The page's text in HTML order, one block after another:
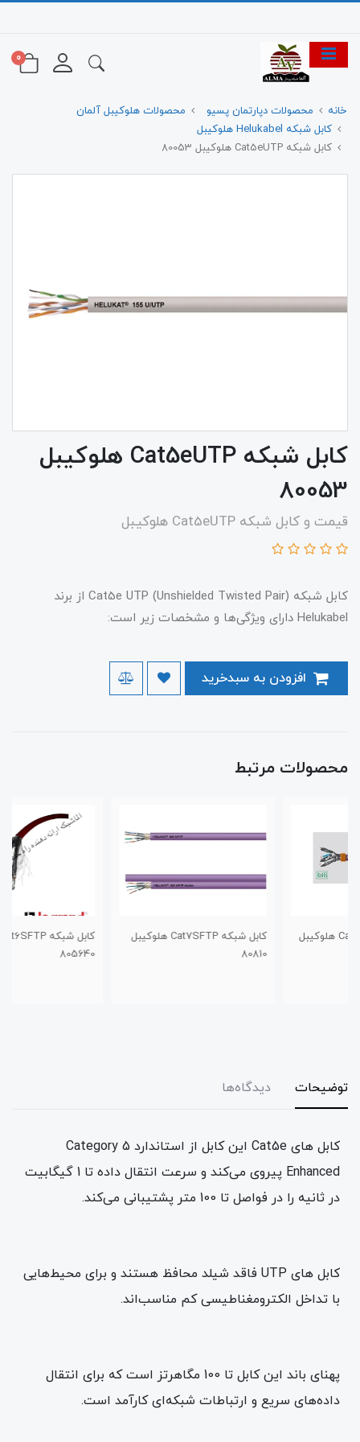
0
خانه محصولات دپارتمان پسیو
محصولات هلوکیبل آلمان
کابل شبکه Helukabel هلوکیبل
کابل شبکه Cat5eUTP هلوکیبل 80053
کابل شبکه Cat5eUTP هلوکیبل
80053
قیمت و کابل شبکه Cat5eUTP هلوکیبل
کابل شبکه Cat5e UTP (Unshielded Twisted Pair) از برند
Helukabel دارای ویژگی‌ها و مشخصات زیر است:
محصولات مرتبط
کابل شبکه Cat7SFTP هلوکیبل
کابل شبکه Cat6SFTP هلوکیبل
توضیحات دیدگاه‌ها
کابل های Cat5e این کابل از استاندارد Category 5
Enhanced پیروی می‌کند و سرعت انتقال داده تا 1 گیگابیت
در ثانیه را در فواصل تا 100 متر پشتیبانی می‌کند.
کابل های UTP فاقد شیلد محافظ هستند و برای محیط‌هایی
با تداخل الکترومغناطیسی کم مناسب‌اند.
پهنای باند این کابل تا 100 مگاهرتز است که برای انتقال
داده‌های سریع و ارتباطات شبکه‌ای کارآمد است.